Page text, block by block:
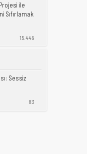
ile
Sıfırlamak
15.449
Sessiz
83